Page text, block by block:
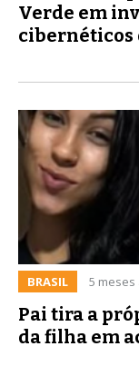
Verde em
cibernéticos
BRASIL 5 meses
Pai tira a
da filha em